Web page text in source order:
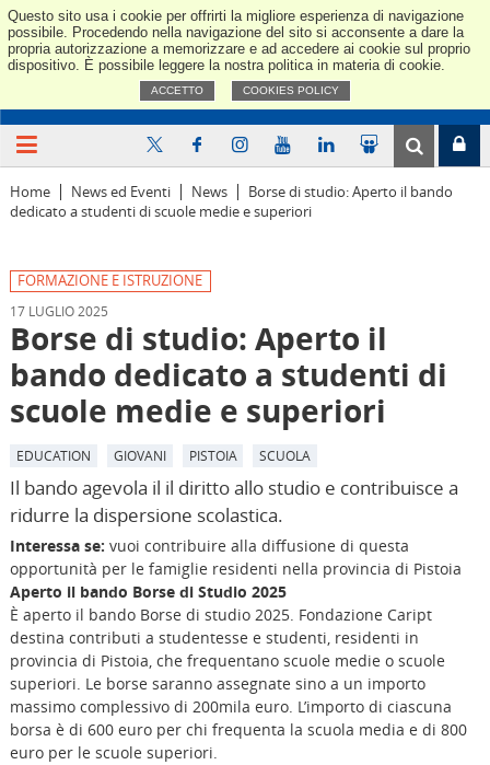
Questo sito usa i cookie per offrirti la migliore esperienza di navigazione
possibile. Procedendo nella navigazione del sito si acconsente a dare la
propria autorizzazione a memorizzare e ad accedere ai cookie sul proprio
dispositivo. È possibile leggere la nostra politica in materia di cookie.
ACCETTO COOKIES POLICY
Home News ed Eventi News
Borse di studio: Aperto il bando
dedicato a studenti di scuole medie e superiori
FORMAZIONE E ISTRUZIONE
17 LUGLIO 2025
Borse di studio: Aperto il
bando dedicato a studenti di
scuole medie e superiori
EDUCATION GIOVANI PISTOIA SCUOLA
Il bando agevola il il diritto allo studio e contribuisce a
ridurre la dispersione scolastica.
Interessa se: vuoi contribuire alla diffusione di questa
opportunità per le famiglie residenti nella provincia di Pistoia
Aperto il bando Borse di Studio 2025
È aperto il bando Borse di studio 2025. Fondazione Caript
destina contributi a studentesse e studenti, residenti in
provincia di Pistoia, che frequentano scuole medie o scuole
superiori. Le borse saranno assegnate sino a un importo
massimo complessivo di 200mila euro. L’importo di ciascuna
borsa è di 600 euro per chi frequenta la scuola media e di 800
euro per le scuole superiori.